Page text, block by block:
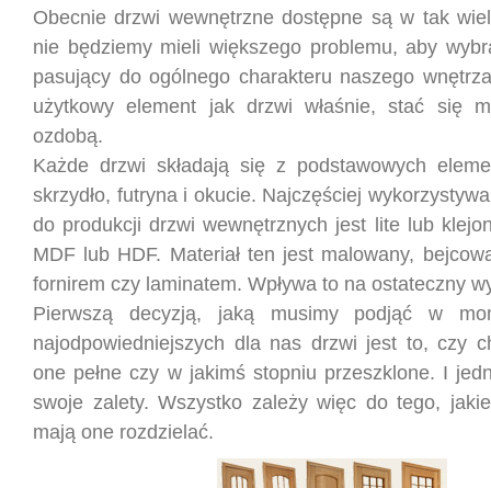
Obecnie drzwi wewnętrzne dostępne są w tak
nie będziemy mieli większego problemu, aby
pasujący do ogólnego charakteru naszego
użytkowy element jak drzwi właśnie, stać się
ozdobą.
Każde drzwi składają się z podstawowych
skrzydło, futryna i okucie. Najczęściej
do produkcji drzwi wewnętrznych jest lite lub
MDF lub HDF. Materiał ten jest malowany,
fornirem czy laminatem. Wpływa to na ostateczny
Pierwszą decyzją, jaką musimy podjąć w
najodpowiedniejszych dla nas drzwi jest to, czy
one pełne czy w jakimś stopniu przeszklone. I
swoje zalety. Wszystko zależy więc do tego,
mają one rozdzielać.